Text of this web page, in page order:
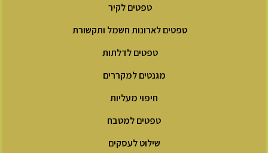
טפטים לקיר
טפטים לארונות חשמל ותקשורת
טפטים לדלתות
מגנטים למקררים
חיפוי מעליות
טפטים למטבח
שילוט לעסקים